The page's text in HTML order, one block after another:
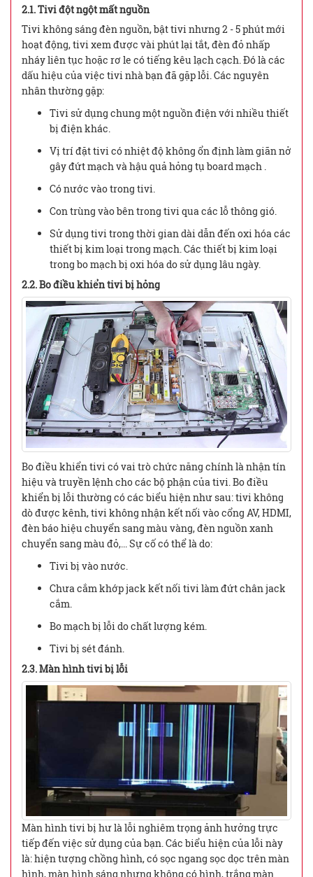
2.1. Tivi đột ngột mất nguồn
Tivi không sáng đèn nguồn, bật tivi nhưng 2 - 5 phút mới
hoạt động, tivi xem được vài phút lại tắt, đèn đỏ nhấp
nháy liên tục hoặc rơ le có tiếng kêu lạch cạch. Đó là các
dấu hiệu của việc tivi nhà bạn đã gặp lỗi. Các nguyên
nhân thường gặp:
Tivi sử dụng chung một nguồn điện với nhiều thiết
bị điện khác.
Vị trí đặt tivi có nhiệt độ không ổn định làm giãn nở
gây đứt mạch và hậu quả hỏng tụ board mạch .
Có nước vào trong tivi.
Con trùng vào bên trong tivi qua các lỗ thông gió.
Sử dụng tivi trong thời gian dài dẫn đến oxi hóa các
thiết bị kim loại trong mạch. Các thiết bị kim loại
trong bo mạch bị oxi hóa do sử dụng lâu ngày.
2.2. Bo điều khiển tivi bị hỏng
Bo điều khiển tivi có vai trò chức năng chính là nhận tín
hiệu và truyền lệnh cho các bộ phận của tivi. Bo điều
khiển bị lỗi thường có các biểu hiện như sau: tivi không
dò được kênh, tivi không nhận kết nối vào cổng AV, HDMI,
đèn báo hiệu chuyển sang màu vàng, đèn nguồn xanh
chuyển sang màu đỏ,... Sự cố có thể là do:
Tivi bị vào nước.
Chưa cắm khớp jack kết nối tivi làm đứt chân jack
cắm.
Bo mạch bị lỗi do chất lượng kém.
Tivi bị sét đánh.
2.3. Màn hình tivi bị lỗi
Màn hình tivi bị hư là lỗi nghiêm trọng ảnh hưởng trực
tiếp đến việc sử dụng của bạn. Các biểu hiện của lỗi này
là: hiện tượng chồng hình, có sọc ngang sọc dọc trên màn
hình, màn hình sáng nhưng không có hình, trắng màn